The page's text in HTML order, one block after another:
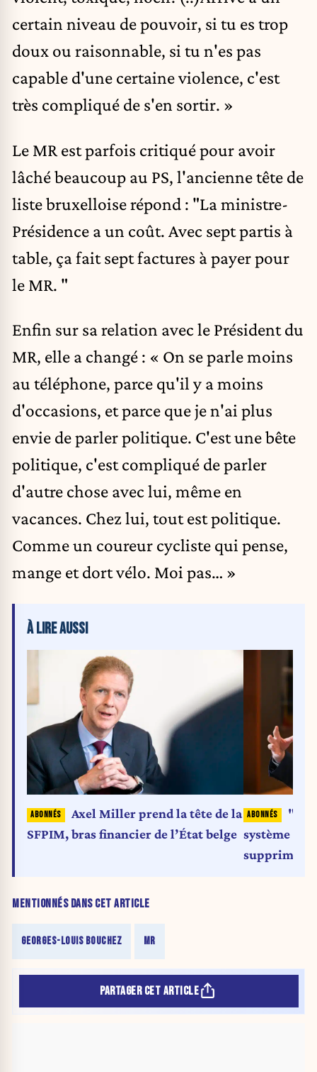
certain niveau de pouvoir, si tu es trop
doux ou raisonnable, si tu n'es pas
capable d'une certaine violence, c'est
très compliqué de s'en sortir. »
Le MR est parfois critiqué pour avoir
lâché beaucoup au PS, l'ancienne tête de
liste bruxelloise répond : "La ministre-
Présidence a un coût. Avec sept partis à
table, ça fait sept factures à payer pour
le MR. "
Enfin sur sa relation avec le Président du
MR, elle a changé : « On se parle moins
au téléphone, parce qu'il y a moins
d'occasions, et parce que je n'ai plus
envie de parler politique. C'est une bête
politique, c'est compliqué de parler
d'autre chose avec lui, même en
vacances. Chez lui, tout est politique.
Comme un coureur cycliste qui pense,
mange et dort vélo. Moi pas… »
MENTIONNÉS DANS CET ARTICLE
GEORGES-LOUIS BOUCHEZ MR
À LIRE AUSSI
Axel Miller prend la tête de la
SFPIM, bras financier de l’État belge système
supprime
PARTAGER CET ARTICLE